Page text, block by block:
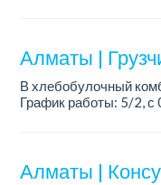
Алматы |
В хлебобулочный
График работы: 5/2, с
Алматы |